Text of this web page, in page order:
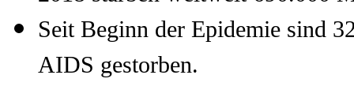
Seit Beginn der Epidemie sind
AIDS gestorben.